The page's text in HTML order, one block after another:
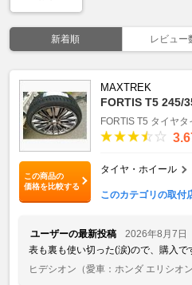
新着順 レビュー
この商品の
価格を比較する
MAXTREK
FORTIS T5 245/
FORTIS T5 タイヤタ
タイヤ・ホイール
このカテゴリの取付
ユーザーの最新投稿
2026年8月7日
表も裏も使い切った(涙)ので、購入で
ヒデシオン （愛車：ホンダ エリシオン